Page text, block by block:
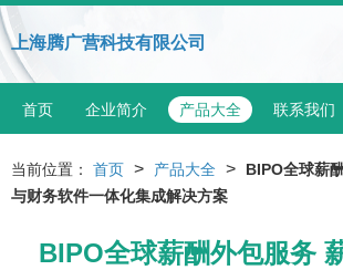
上海腾广营科技有限公司
首页 企业简介 产品大全 联系我们
当前位置： 首页 > 产品大全 >
BIPO全球薪
与财务软件一体化集成解决方案
BIPO全球薪酬外包服务